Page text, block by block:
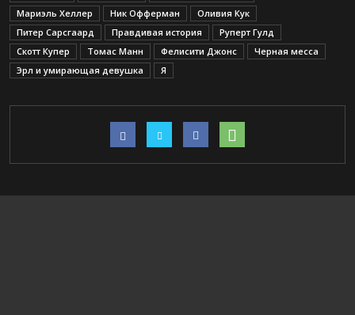
Мариэль Хеллер
Ник Офферман
Оливия Кук
Питер Сарсгаард
Правдивая история
Руперт Гулд
Скотт Купер
Томас Манн Фелисити Джонс
Черная месса
Эрл и умирающая девушка
Я